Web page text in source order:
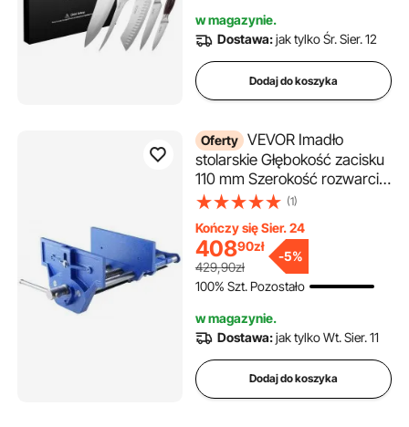
na pękanie uchwytem
umożliwiającym precyzyjne
krojenie
w magazynie.
Dostawa:jak tylko Śr. Sier. 12
Dodaj do koszyka
Oferty VEVOR Imadło
stolarskie Głębokość zacisku
110 mm Szerokość rozwarcia
335 mm Imadło równoległe
Malowane proszkowo Siła
zacisku 11 kN Zakres zacisku
Φ15-74 mm Idealny do
studiów stolarskich
(1)
Kończy się Sier. 24
40890zł
429,90zł
-5%
100% Szt. Pozostało
w magazynie.
Dostawa:jak tylko Wt. Sier. 11
Dodaj do koszyka